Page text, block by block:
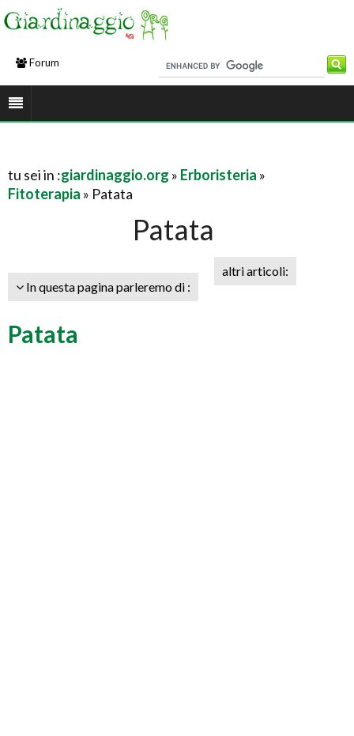
Forum
tu sei in :giardinaggio.org » Erboristeria »
Fitoterapia » Patata
Patata
In questa pagina parleremo di :
altri articoli:
Patata